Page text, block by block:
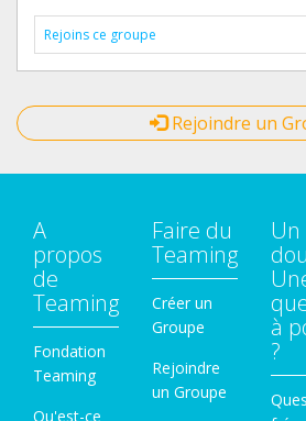
Rejoins ce groupe
Rejoindre un
A
propos
de
Teaming
Fondation
Teaming
Qu'est-ce
Faire du
Teaming
Créer un
Groupe
Rejoindre
un Groupe
Un
à
?